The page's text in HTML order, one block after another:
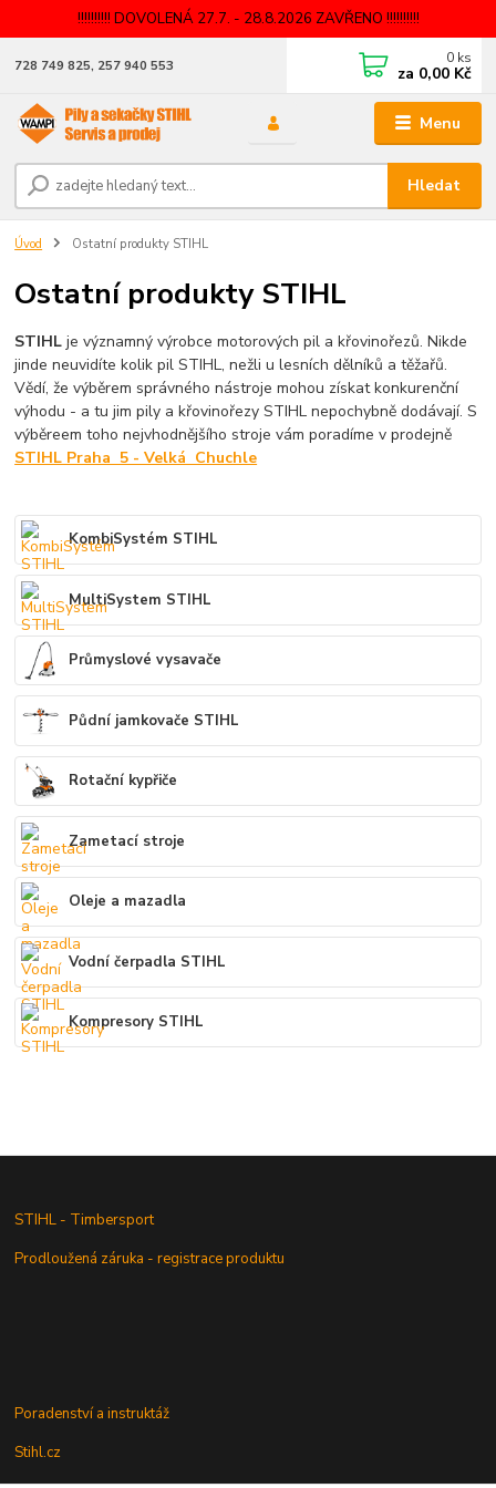
!!!!!!!!!! DOVOLENÁ 27.7. - 28.8.2026 ZAVŘENO !!!!!!!!!!
Menu
Hledat
728 749 825, 257 940 553 0 ks
za 0,00 Kč
Úvod Ostatní produkty STIHL
Ostatní produkty STIHL
STIHL je významný výrobce motorových pil a křovinořezů. Nikde
jinde neuvidíte kolik pil STIHL, nežli u lesních dělníků a těžařů.
Vědí, že výběrem správného nástroje mohou získat konkurenční
výhodu - a tu jim pily a křovinořezy STIHL nepochybně dodávají. S
výběreem toho nejvhodnějšího stroje vám poradíme v prodejně
STIHL Praha 5 - Velká Chuchle
KombiSystém STIHL
MultiSystem STIHL
Průmyslové vysavače
Půdní jamkovače STIHL
Rotační kypřiče
Zametací stroje
Oleje a mazadla
Vodní čerpadla STIHL
Kompresory STIHL
STIHL - Timbersport
Prodloužená záruka - registrace produktu
Poradenství a instruktáž
Stihl.cz